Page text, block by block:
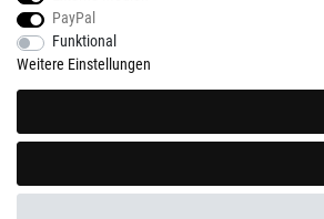
PayPal
Funktional
Weitere Einstellungen